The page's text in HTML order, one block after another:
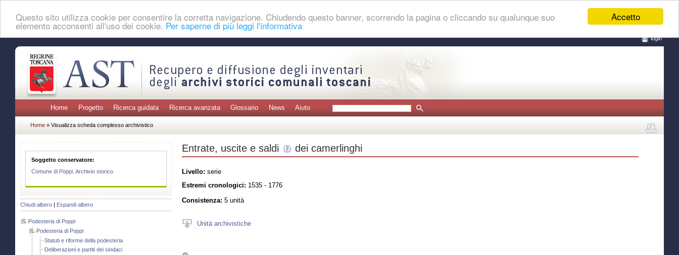
Accetto
Questo sito utilizza cookie per consentire la corretta navigazione. Chiudendo questo banner, scorrendo la pagina o cliccando su qualunque suo
elemento acconsenti all'uso dei cookie. Per saperne di più leggi l'informativa
login
Home Progetto Ricerca guidata Ricerca avanzata Glossario News Aiuto
Home » Visualizza scheda complesso archivistico
Soggetto conservatore:
Comune di Poppi. Archivio storico
Chiudi albero Espandi albero
Podesteria di Poppi
Podesteria di Poppi
Statuti e riforme della podesteria
Deliberazioni e partiti dei sindaci
Entrate, uscite e saldi dei camerlinghi
Livello: serie
Estremi cronologici: 1535 - 1776
Consistenza: 5 unità
Unità archivistiche